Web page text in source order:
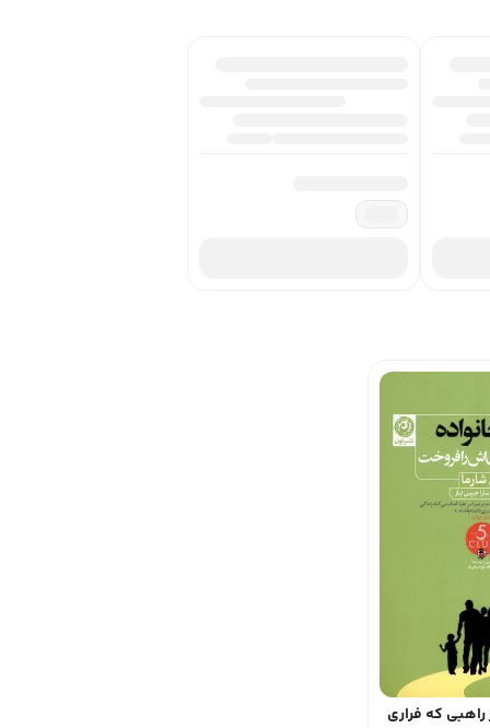
راهبی‌ که‌ فراری